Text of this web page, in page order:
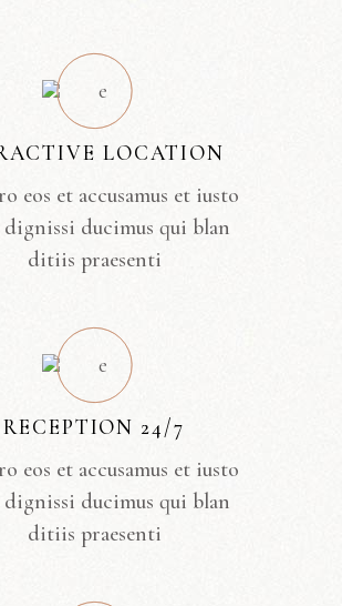
LOCATION
eos et accusamus et iusto
ducimus qui blan
ditiis praesenti
RECEPTION 24/7
eos et accusamus et iusto
ducimus qui blan
ditiis praesenti